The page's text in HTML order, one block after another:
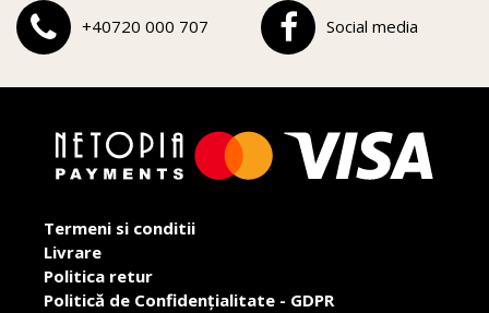
+40720 000 707
Social media
Termeni si conditii
Livrare
Politica retur
Politică de Confidențialitate - GDPR